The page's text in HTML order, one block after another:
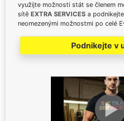
využijte možnosti stát se členem
sítě EXTRA SERVICES a
neomezenými možnostmi po celé
Podnikejte v